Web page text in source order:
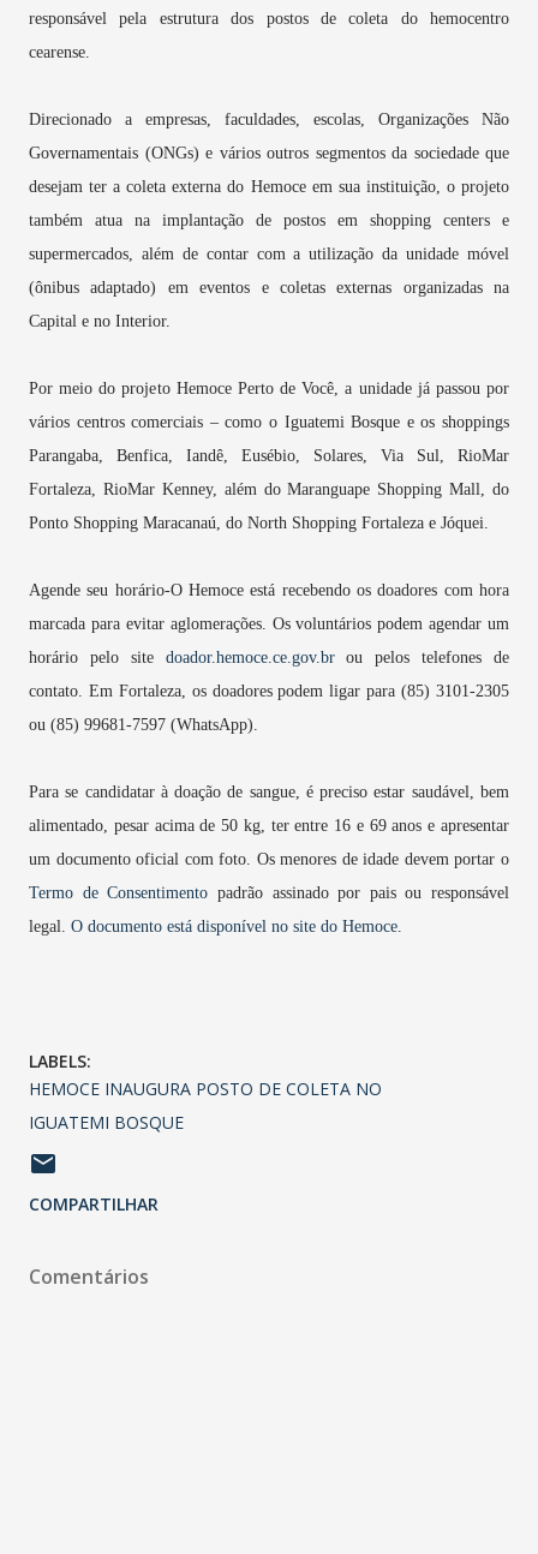
responsável pela estrutura dos postos de coleta do hemocentro
cearense.
Direcionado a empresas, faculdades, escolas, Organizações Não
Governamentais (ONGs) e vários outros segmentos da sociedade que
desejam ter a coleta externa do Hemoce em sua instituição, o projeto
também atua na implantação de postos em shopping centers e
supermercados, além de contar com a utilização da unidade móvel
(ônibus adaptado) em eventos e coletas externas organizadas na
Capital e no Interior.
Por meio do projeto Hemoce Perto de Você, a unidade já passou por
vários centros comerciais – como o Iguatemi Bosque e os shoppings
Parangaba, Benfica, Iandê, Eusébio, Solares, Via Sul, RioMar
Fortaleza, RioMar Kenney, além do Maranguape Shopping Mall, do
Ponto Shopping Maracanaú, do North Shopping Fortaleza e Jóquei.
Agende seu horário-O Hemoce está recebendo os doadores com hora
marcada para evitar aglomerações. Os voluntários podem agendar um
horário pelo site doador.hemoce.ce.gov.brou pelos telefones de
contato. Em Fortaleza, os doadores podem ligar para (85) 3101-2305
ou (85) 99681-7597 (WhatsApp).
Para se candidatar à doação de sangue, é preciso estar saudável, bem
alimentado, pesar acima de 50 kg, ter entre 16 e 69 anos e apresentar
um documento oficial com foto. Os menores de idade devem portar o
Termo de Consentimento padrão assinado por pais ou responsável
legal. O documento está disponível no site do Hemoce.
LABELS:
HEMOCE INAUGURA POSTO DE COLETA NO
IGUATEMI BOSQUE
COMPARTILHAR
Comentários